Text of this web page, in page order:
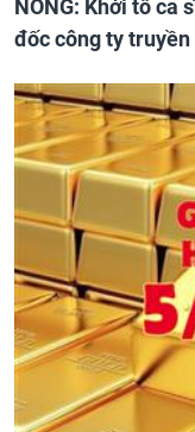
NÓNG: Khởi tố ca
đốc công ty